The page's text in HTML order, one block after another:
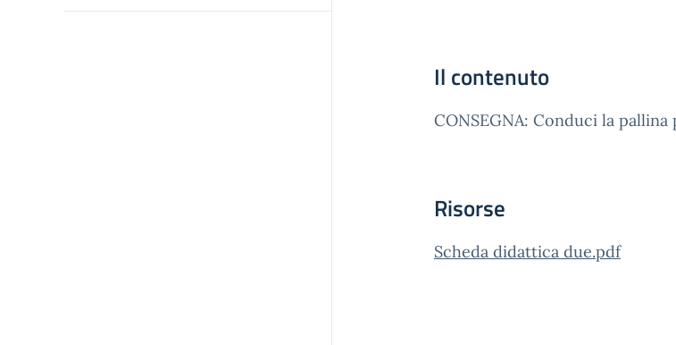
Il contenuto
CONSEGNA: Conduci la
Risorse
Scheda didattica due.pdf